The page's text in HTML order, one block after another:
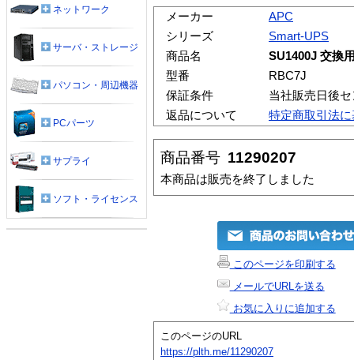
メーカー
APC
シリーズ
Smart-UPS
商品名
SU1400J 交換
型番
RBC7J
保証条件
当社販売日後
返品について
特定商取引法
商品番号 11290207
本商品は販売を終了しました
このページを印刷する
メールでURLを送る
お気に入りに追加する
このページのURL
https://plth.me/11290207
ネットワーク
サーバ・ストレージ
パソコン・周辺機器
PCパーツ
サプライ
ソフト・ライセンス